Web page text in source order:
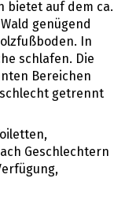
bietet auf dem ca.
genügend
In
schlafen. Die
Bereichen
getrennt
Geschlechtern